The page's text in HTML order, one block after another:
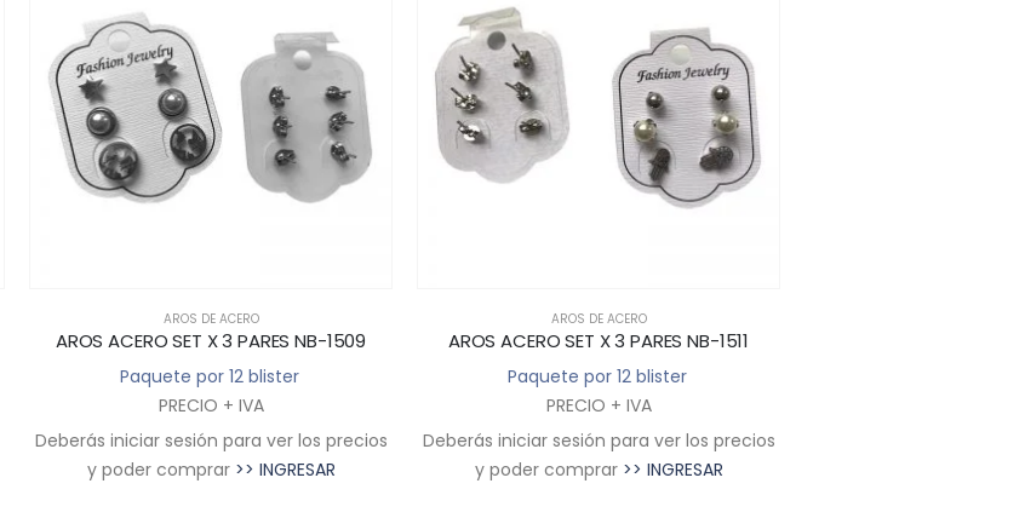
AROS DE ACERO
AROS ACERO SET X 3 PARES NB-1509
Paquete por 12 blister
PRECIO + IVA
Deberás iniciar sesión para ver los precios
y poder comprar >> INGRESAR
AROS DE ACERO
AROS ACERO SET X 3 PARES NB-1511
Paquete por 12 blister
PRECIO + IVA
Deberás iniciar sesión para ver los precios
y poder comprar >> INGRESAR